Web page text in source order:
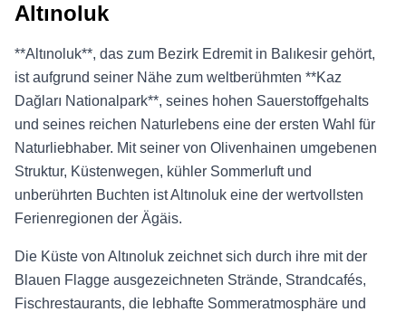
Altınoluk
**Altınoluk**, das zum Bezirk Edremit in Balıkesir gehört,
ist aufgrund seiner Nähe zum weltberühmten **Kaz
Dağları Nationalpark**, seines hohen Sauerstoffgehalts
und seines reichen Naturlebens eine der ersten Wahl für
Naturliebhaber. Mit seiner von Olivenhainen umgebenen
Struktur, Küstenwegen, kühler Sommerluft und
unberührten Buchten ist Altınoluk eine der wertvollsten
Ferienregionen der Ägäis.
Die Küste von Altınoluk zeichnet sich durch ihre mit der
Blauen Flagge ausgezeichneten Strände, Strandcafés,
Fischrestaurants, die lebhafte Sommeratmosphäre und